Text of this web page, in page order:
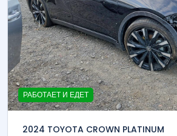
РАБОТАЕТ И ЕДЕТ
2024 TOYOTA CROWN PLATINUM